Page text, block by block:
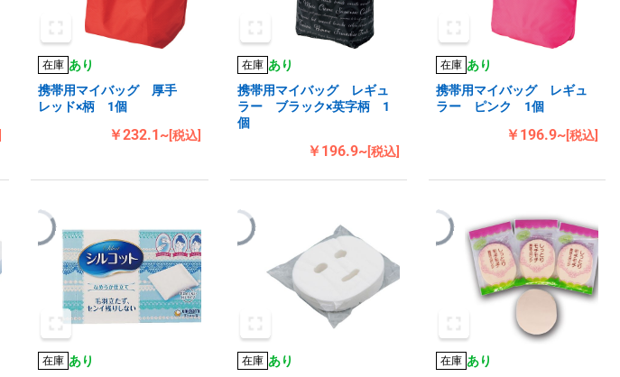
在庫 あり
携帯用マイバッグ 厚手
レッド×柄 1個
￥232.1~[税込]
在庫 あり
携帯用マイバッグ レギュ
ラー ブラック×英字柄 1
個
￥196.9~[税込]
在庫 あり
携帯用マイバッグ レギュ
ラー ピンク 1個
￥196.9~[税込]
在庫 あり
在庫 あり
在庫 あり